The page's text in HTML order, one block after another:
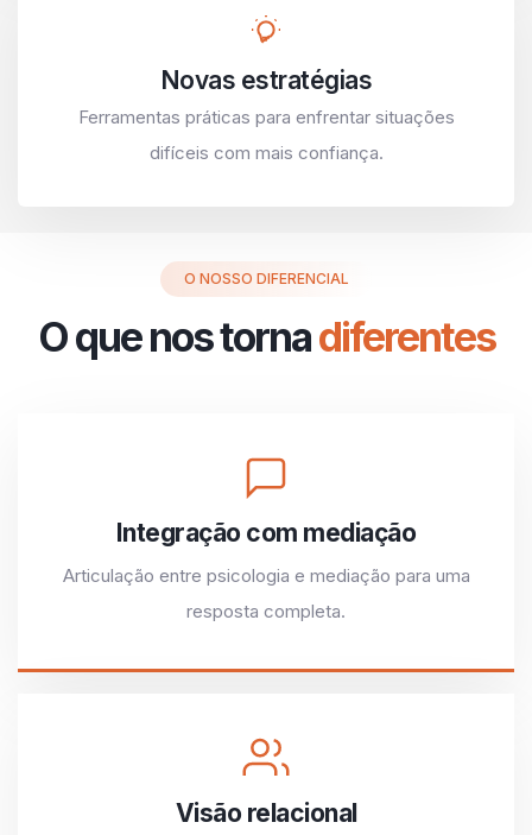
Novas estratégias
Ferramentas práticas para enfrentar situações
difíceis com mais confiança.
O NOSSO DIFERENCIAL
O que nos tornadiferentes
Integração com mediação
Articulação entre psicologia e mediação para uma
resposta completa.
Visão relacional